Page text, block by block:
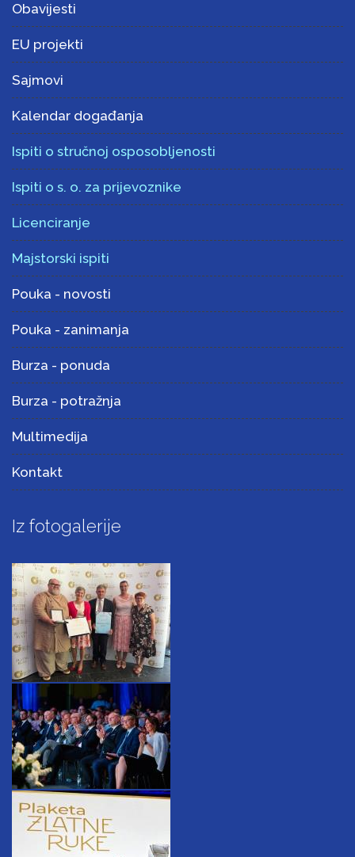
Obavijesti
EU projekti
Sajmovi
Kalendar događanja
Ispiti o stručnoj osposobljenosti
Ispiti o s. o. za prijevoznike
Licenciranje
Majstorski ispiti
Pouka - novosti
Pouka - zanimanja
Burza - ponuda
Burza - potražnja
Multimedija
Kontakt
Iz fotogalerije